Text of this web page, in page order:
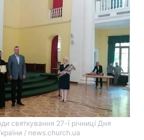
святкування 27-ї річниці Дня
/ news.church.ua